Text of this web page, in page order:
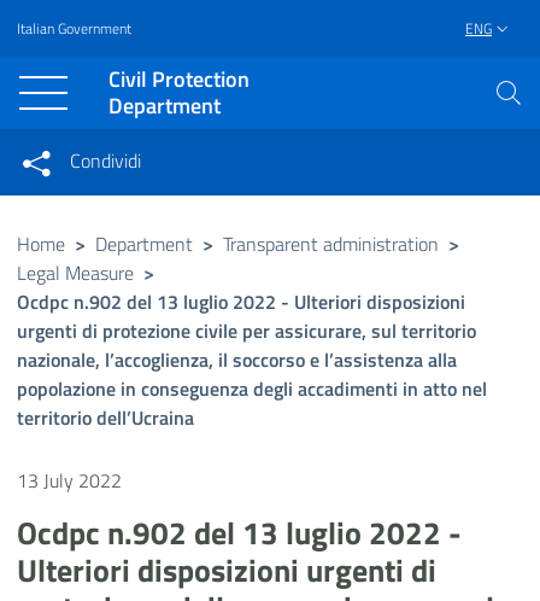
Vai al contenuto principale
Raggiungi il piè di pagina
Italian Government ENG
Civil Protection
Department
Condividi su Facebook
Condividi su Twitter
Condividi
Condividi sui social network
Home > Department > Transparent administration >
Legal Measure >
Ocdpc n.902 del 13 luglio 2022 - Ulteriori disposizioni
urgenti di protezione civile per assicurare, sul territorio
nazionale, l’accoglienza, il soccorso e l’assistenza alla
popolazione in conseguenza degli accadimenti in atto nel
territorio dell’Ucraina
13 July 2022
Ocdpc n.902 del 13 luglio 2022 -
Ulteriori disposizioni urgenti di